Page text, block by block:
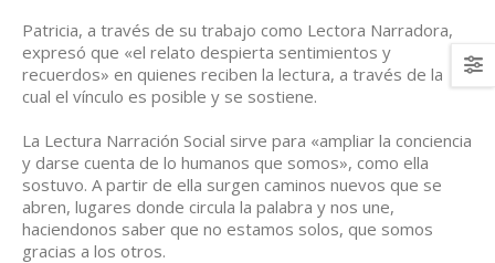
Patricia, a través de su trabajo como Lectora Narradora,
expresó que «el relato despierta sentimientos y
recuerdos» en quienes reciben la lectura, a través de la
cual el vínculo es posible y se sostiene.
La Lectura Narración Social sirve para «ampliar la conciencia
y darse cuenta de lo humanos que somos», como ella
sostuvo. A partir de ella surgen caminos nuevos que se
abren, lugares donde circula la palabra y nos une,
haciendonos saber que no estamos solos, que somos
gracias a los otros.